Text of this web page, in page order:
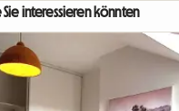
interessieren könnten